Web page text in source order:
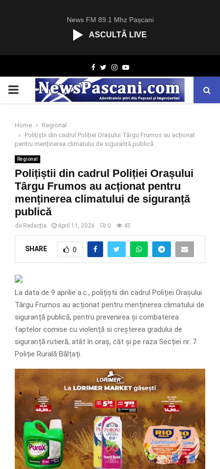
News FM 89.1 Mhz Pașcani
ASCULTĂ LIVE
Facebook
TwitterInstagram
Youtube
PRIMARY
Home
Regional
Polițiștii din cadrul Poliției Orașului Târgu Frumos au acționat
pentru menținerea climatului de siguranță publică
Regional
Polițiștii din cadrul Poliției Orașului
Târgu Frumos au acționat pentru
menținerea climatului de siguranță
publică
de Redacția April 11, 2026 0 45
SHARE 0
La data de 9 aprilie a.c., polițiștii din cadrul Poliției Orașului
Târgu Frumos au acționat pentru menținerea climatului de
siguranță publică, pentru prevenirea și combaterea
faptelor comise cu violență si creșterea gradului de
siguranță rutieră, atât în oraș, cât și pe raza Secției nr. 7
Poliție Rurală Bălțați.